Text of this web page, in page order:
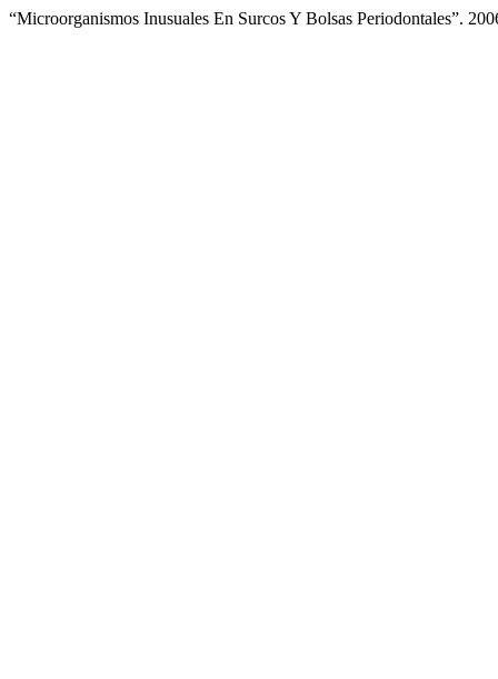
“Microorganismos Inusuales En Surcos Y Bolsas Periodontales”.